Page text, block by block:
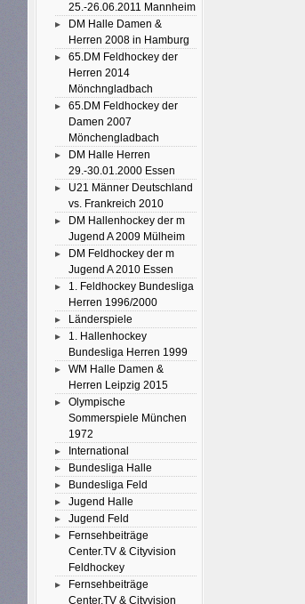
25.-26.06.2011 Mannheim
DM Halle Damen &
Herren 2008 in Hamburg
65.DM Feldhockey der
Herren 2014
Mönchngladbach
65.DM Feldhockey der
Damen 2007
Mönchengladbach
DM Halle Herren
29.-30.01.2000 Essen
U21 Männer Deutschland
vs. Frankreich 2010
DM Hallenhockey der m
Jugend A 2009 Mülheim
DM Feldhockey der m
Jugend A 2010 Essen
1. Feldhockey Bundesliga
Herren 1996/2000
Länderspiele
1. Hallenhockey
Bundesliga Herren 1999
WM Halle Damen &
Herren Leipzig 2015
Olympische
Sommerspiele München
1972
International
Bundesliga Halle
Bundesliga Feld
Jugend Halle
Jugend Feld
Fernsehbeiträge
Center.TV & Cityvision
Feldhockey
Fernsehbeiträge
Center.TV & Cityvision